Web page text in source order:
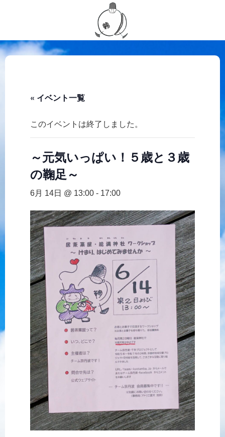
« イベント一覧
このイベントは終了しました。
～元気いっぱい！５歳と３歳
の鞠足～
6月 14日 @ 13:00 - 17:00